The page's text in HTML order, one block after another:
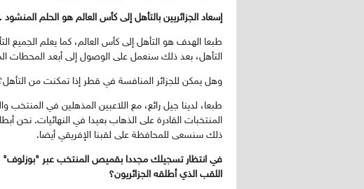
إسعاد الجزائريين بالتأهل إلى كأس العالم هو الحلم
طبعا الهدف هو التأهل إلى كأس العالم، كما يعلم الجميع
التأهل، بعد ذلك سنعمل على الوصول إلى أبعد المحطات
وهل يمكن للجزائر المنافسة في قطر إذا تمكنت من
طبعا، لدينا جيل رائع، مع اللاعبين المذهلين في المنتخب
المنتخبات القادرة على الذهاب بعيدا في النهائيات. نحن
ذلك سنسعى للمحافظة على لقبنا الإفريقي أيضا.
في انتظار تسجيلك مجددا بقميص المنتخب عبر "بوزلوف"
اللقب الذي أطلقه الجزائريون؟